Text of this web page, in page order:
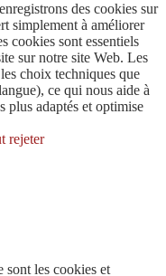
des cookies sur
simplement à améliorer
cookies sont essentiels
sur notre site Web. Les
choix techniques que
ce qui nous aide à
plus adaptés et optimise
rejeter
sont les cookies et